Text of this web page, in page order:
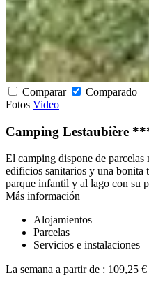
Comparar
Comparado
Fotos Video
Camping Lestaubière
El camping dispone de
edificios sanitarios y una bonita
parque infantil y al lago con su
Más información
Alojamientos
Parcelas
Servicios e instalaciones
La semana a partir de : 109,25 €